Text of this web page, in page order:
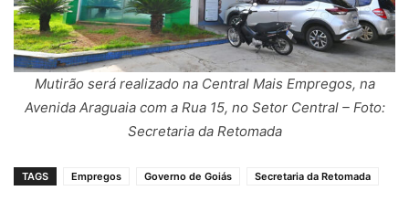
Mutirão será realizado na Central Mais Empregos, na
Avenida Araguaia com a Rua 15, no Setor Central– Foto:
Secretaria da Retomada
TAGS Empregos Governo de Goiás Secretaria da Retomada